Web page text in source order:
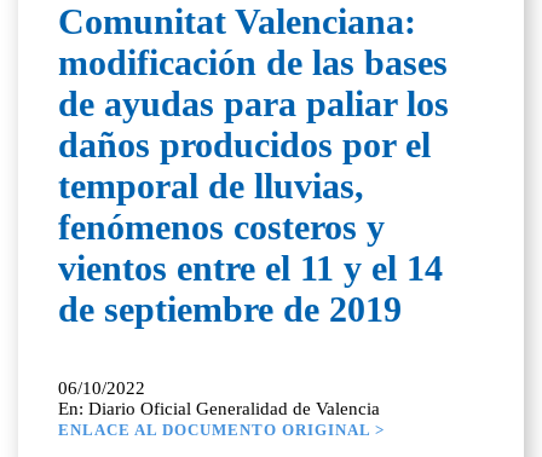
Comunitat Valenciana:
modificación de las bases
de ayudas para paliar los
daños producidos por el
temporal de lluvias,
fenómenos costeros y
vientos entre el 11 y el 14
de septiembre de 2019
06/10/2022
En: Diario Oficial Generalidad de Valencia
ENLACE AL DOCUMENTO ORIGINAL >